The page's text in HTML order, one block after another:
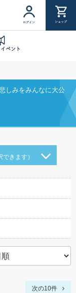
ログイン ショップ
ベント
しみをみんなに大公
きます）
次の10件